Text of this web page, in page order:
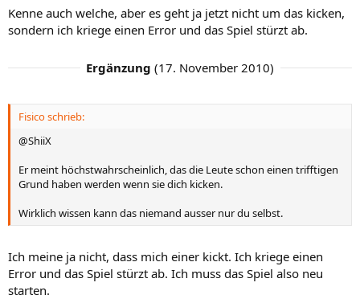
Kenne auch welche, aber es geht ja jetzt nicht um das kicken,
sondern ich kriege einen Error und das Spiel stürzt ab.
Ergänzung (17. November 2010)
Fisico schrieb:
@ShiiX
Er meint höchstwahrscheinlich, das die Leute schon einen trifftigen
Grund haben werden wenn sie dich kicken.
Wirklich wissen kann das niemand ausser nur du selbst.
Ich meine ja nicht, dass mich einer kickt. Ich kriege einen
Error und das Spiel stürzt ab. Ich muss das Spiel also neu
starten.